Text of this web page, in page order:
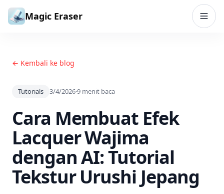
Lewati ke konten
Magic Eraser
← Kembali ke blog
Tutorials 3/4/2026·9 menit baca
Cara Membuat Efek
Lacquer Wajima
dengan AI: Tutorial
Tekstur Urushi Jepang